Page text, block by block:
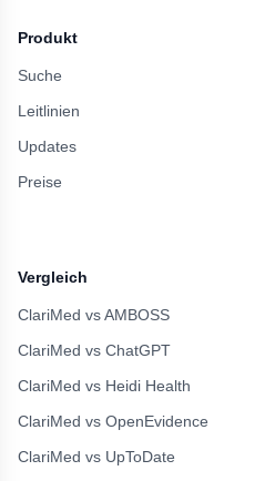
Produkt
Suche
Leitlinien
Updates
Preise
Vergleich
ClariMed vs AMBOSS
ClariMed vs ChatGPT
ClariMed vs Heidi Health
ClariMed vs OpenEvidence
ClariMed vs UpToDate